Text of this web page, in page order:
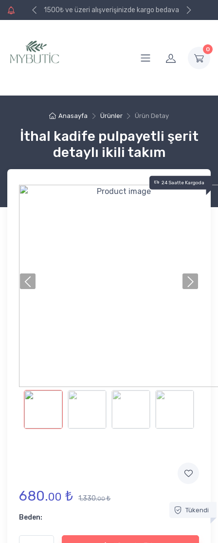
bedava 1500₺ ve üzeri alışverişinizde kargo bedava
0
Anasayfa Ürünler Ürün Detay
İthal kadife pulpayetli şerit
detaylı ikili takım
24 Saatte Kargoda
680.00 ₺ 1,330.00₺
Tükendi
Beden: